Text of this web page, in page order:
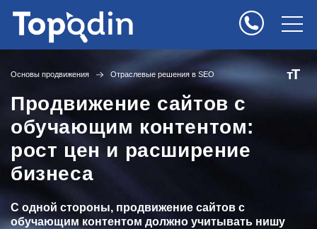
тТ
Основы продвижения Отраслевые решения в SEO
Продвижение сайтов с
обучающим контентом:
рост цен и расширение
бизнеса
С одной стороны, продвижение сайтов с
обучающим контентом должно учитывать нишу